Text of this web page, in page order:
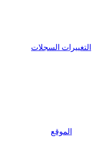
التغييرات السجلات
الموقع